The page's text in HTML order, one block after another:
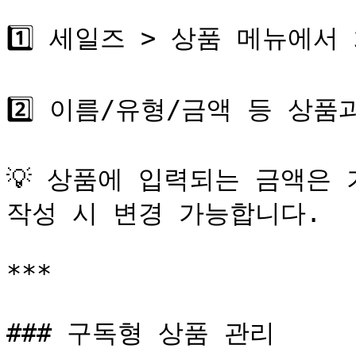
1️⃣ 세일즈 > 상품 메뉴에
2️⃣ 이름/유형/금액 등 상품
💡 상품에 입력되는 금액은
작성 시 변경 가능합니다.
***
### 구독형 상품 관리